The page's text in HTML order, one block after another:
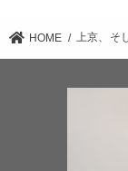
HOME 上京、そ